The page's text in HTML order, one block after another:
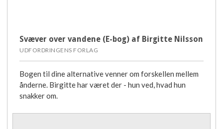
Svæver over vandene (E-bog) af Birgitte Nilsson
UDFORDRINGENS FORLAG
Bogen til dine alternative venner om forskellen mellem
ånderne. Birgitte har været der - hun ved, hvad hun
snakker om.